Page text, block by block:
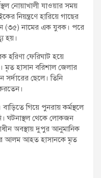
নোয়াখালী যাওয়ার সময়
নিয়ন্ত্রণে হারিয়ে গাছের
(৩৫) নামের এক যুবক। পরে
হয়।
হরিণা ফেরিঘাট হয়ে
মৃত হাসান বরিশাল জেলার
সর্দারের ছেলে। তিনি
গিয়ে পুনরায় কর্মস্থলে
ঘটনাস্থল থেকে লোকজন
অবস্থায় দুপুর আনুমানিক
আলম আহত হাসানকে মৃত